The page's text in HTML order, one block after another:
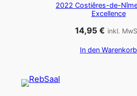
2022 Costiêres-de-
Excellence
14,95 € inkl.
In den Warenkorb